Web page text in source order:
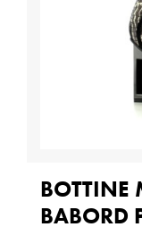
BOTTINE
BABORD